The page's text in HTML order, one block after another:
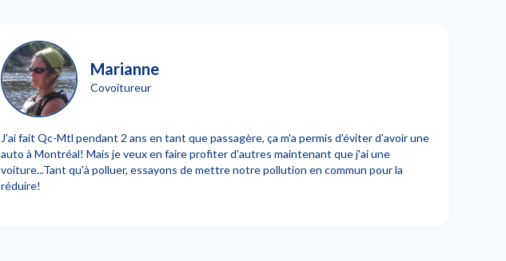
Marianne
Covoitureur
J'ai fait Qc-Mtl pendant 2 ans en tant que passagère, ça m'a permis d'éviter d'avoir une
auto à Montréal! Mais je veux en faire profiter d'autres maintenant que j'ai une
voiture...Tant qu'à polluer, essayons de mettre notre pollution en commun pour la
réduire!